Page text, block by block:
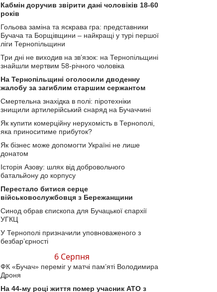
Кабмін доручив звірити дані чоловіків 18-60
років
Гольова заміна та яскрава гра: представники
Бучача та Борщівщини – найкращі у турі першої
ліги Тернопільщини
Три дні не виходив на зв’язок: на Тернопільщині
знайшли мертвим 58-річного чоловіка
На Тернопільщині оголосили дводенну
жалобу за загиблим старшим сержантом
Смертельна знахідка в полі: піротехніки
знищили артилерійський снаряд на Бучаччині
Як купити комерційну нерухомість в Тернополі,
яка приноситиме прибуток?
Як бізнес може допомогти Україні не лише
донатом
Історія Азову: шлях від добровольчого
батальйону до корпусу
Перестало битися серце
військовослужбовця з Бережанщини
Синод обрав єпископа для Бучацької єпархії
УГКЦ
У Тернополі призначили уповноваженого з
безбар’єрності
6 Серпня
ФК «Бучач» переміг у матчі пам’яті Володимира
Дроня
На 44-му році життя помер учасник АТО з